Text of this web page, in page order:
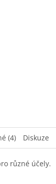
(4) Diskuze
různé účely.